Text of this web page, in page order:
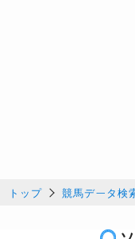
トップ 競馬データ検